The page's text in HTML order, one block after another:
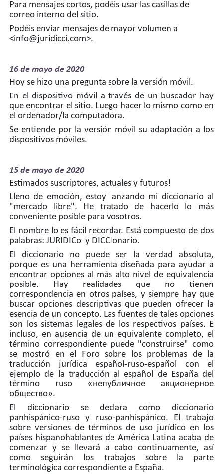
Para mensajes cortos, podéis usar las casillas de
correo interno del sitio.
Podéis enviar mensajes de mayor volumen a
<info@juridicci.com>.
16 de mayo de 2020
Hoy se hizo una pregunta sobre la versión móvil.
En el dispositivo móvil a través de un buscador hay
que encontrar el sitio. Luego hacer lo mismo como en
el ordenador/la computadora.
Se entiende por la versión móvil su adaptación a los
dispositivos móviles.
15 de mayo de 2020
Estimados suscriptores, actuales y futuros!
Lleno de emoción, estoy lanzando mi diccionario al
"mercado libre". He tratado de hacerlo lo más
conveniente posible para vosotros.
El nombre lo es fácil recordar. Está compuesto de dos
palabras: JURIDICo y DICCIonario.
El diccionario no puede ser la verdad absoluta,
porque es una herramienta diseñada para ayudar a
encontrar opciones al más alto nivel de equivalencia
posible. Hay realidades que no tienen
correspondencia en otros países, y siempre hay que
buscar opciones descriptivas que pueden ofrecer la
esencia de un concepto. Las fuentes de tales opciones
son los sistemas legales de los respectivos países. E
incluso, en ausencia de un equivalente completo, el
término correspondiente puede "construirse" como
se mostró en el Foro sobre los problemas de la
traducción jurídica español-ruso-español con el
ejemplo de la traducción al español de España del
término ruso «непубличное акционерное
общество».
El diccionario se declara como diccionario
panhispánico-ruso y ruso-panhispánico. El trabajo
sobre versiones de términos de uso jurídico en los
países hispanohablantes de América Latina acaba de
comenzar y se llevará a cabo continuamente, así
como seguirán los trabajos sobre la parte
terminológica correspondiente a España.